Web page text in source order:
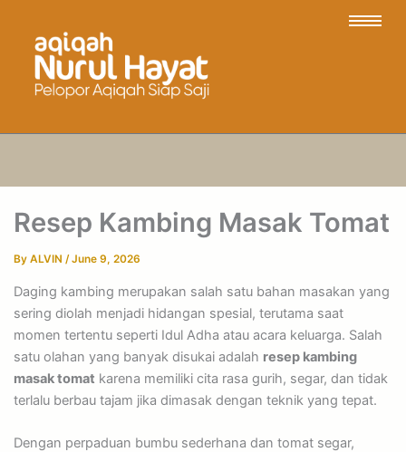
Resep Kambing Masak Tomat
By ALVIN /June 9, 2026
Daging kambing merupakan salah satu bahan masakan yang
sering diolah menjadi hidangan spesial, terutama saat
momen tertentu seperti Idul Adha atau acara keluarga. Salah
satu olahan yang banyak disukai adalah resep kambing
masak tomat karena memiliki cita rasa gurih, segar, dan tidak
terlalu berbau tajam jika dimasak dengan teknik yang tepat.
Dengan perpaduan bumbu sederhana dan tomat segar,